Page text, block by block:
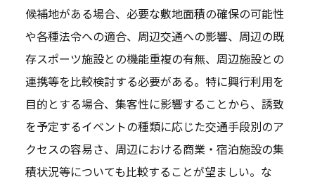
候補地がある場合、必要な敷地面積の確保の可能性
や各種法令への適合、周辺交通への影響、周辺の既
存スポーツ施設との機能重複の有無、周辺施設との
連携等を比較検討する必要がある。特に興行利用を
目的とする場合、集客性に影響することから、誘致
を予定するイベントの種類に応じた交通手段別のア
クセスの容易さ、周辺における商業・宿泊施設の集
積状況等についても比較することが望ましい。な